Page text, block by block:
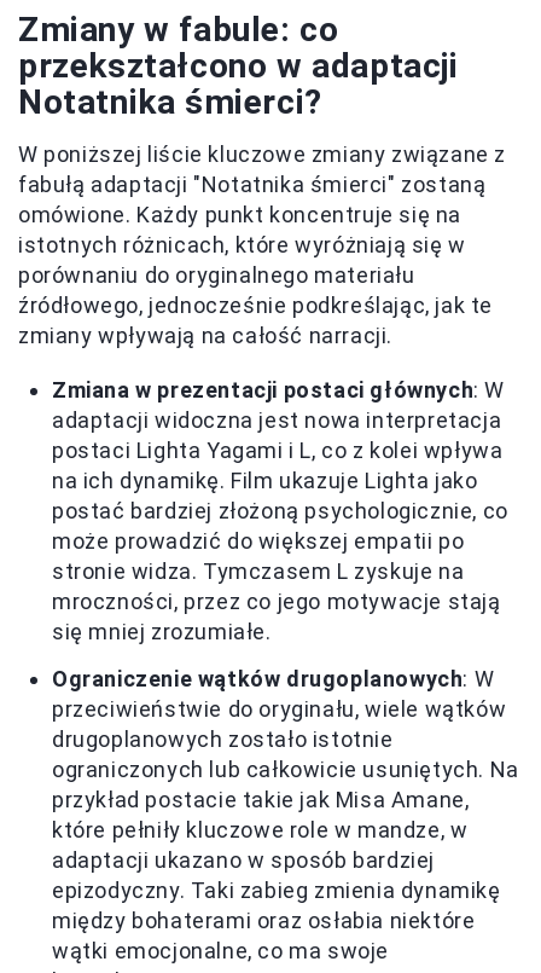
Zmiany w fabule: co
przekształcono w adaptacji
Notatnika śmierci?
W poniższej liście kluczowe zmiany związane z
fabułą adaptacji "Notatnika śmierci" zostaną
omówione. Każdy punkt koncentruje się na
istotnych różnicach, które wyróżniają się w
porównaniu do oryginalnego materiału
źródłowego, jednocześnie podkreślając, jak te
zmiany wpływają na całość narracji.
Zmiana w prezentacji postaci głównych: W
adaptacji widoczna jest nowa interpretacja
postaci Lighta Yagami i L, co z kolei wpływa
na ich dynamikę. Film ukazuje Lighta jako
postać bardziej złożoną psychologicznie, co
może prowadzić do większej empatii po
stronie widza. Tymczasem L zyskuje na
mroczności, przez co jego motywacje stają
się mniej zrozumiałe.
Ograniczenie wątków drugoplanowych: W
przeciwieństwie do oryginału, wiele wątków
drugoplanowych zostało istotnie
ograniczonych lub całkowicie usuniętych. Na
przykład postacie takie jak Misa Amane,
które pełniły kluczowe role w mandze, w
adaptacji ukazano w sposób bardziej
epizodyczny. Taki zabieg zmienia dynamikę
między bohaterami oraz osłabia niektóre
wątki emocjonalne, co ma swoje